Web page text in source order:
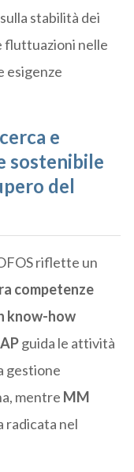
stabilità dei
fluttuazioni nelle
esigenze
e
sostenibile
del
riflette un
competenze
know-how
guida le attività
gestione
mentre MM
radicata nel